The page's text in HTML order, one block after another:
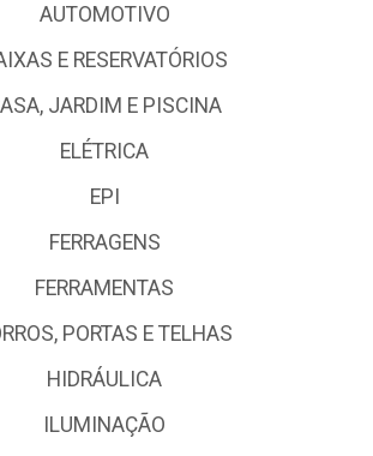
AUTOMOTIVO
E RESERVATÓRIOS
JARDIM E PISCINA
ELÉTRICA
EPI
FERRAGENS
FERRAMENTAS
PORTAS E TELHAS
HIDRÁULICA
ILUMINAÇÃO